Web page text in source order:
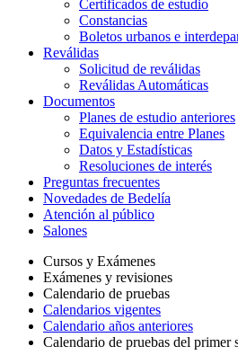
Certificados de estudio
Constancias
Boletos urbanos e
Reválidas
Solicitud de reválidas
Reválidas Automáticas
Documentos
Planes de estudio anteriores
Equivalencia entre Planes
Datos y Estadísticas
Resoluciones de interés
Preguntas frecuentes
Novedades de Bedelía
Atención al público
Salones
Cursos y Exámenes
Exámenes y revisiones
Calendario de pruebas
Calendarios vigentes
Calendario años anteriores
Calendario de pruebas del primer